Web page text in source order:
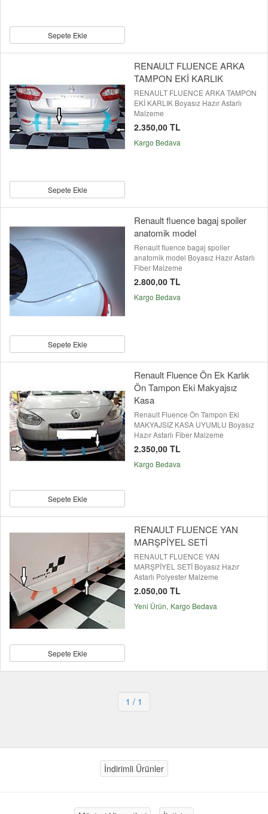
Sepete Ekle
Sepete Ekle
RENAULT FLUENCE ARKA
TAMPON EKİ KARLIK
RENAULT FLUENCE ARKA TAMPON
EKİ KARLIK Boyasız Hazır Astarlı
Malzeme
2.350,00 TL
Kargo Bedava
Sepete Ekle
Renault fluence bagaj spoiler
anatomik model
Renault fluence bagaj spoiler
anatomik model Boyasız Hazır Astarlı
Fiber Malzeme
2.800,00 TL
Kargo Bedava
Sepete Ekle
Renault Fluence Ön Ek Karlık
Ön Tampon Eki Makyajsız
Kasa
Renault Fluence Ön Tampon Eki
MAKYAJSIZ KASA UYUMLU Boyasız
Hazır Astarlı Fiber Malzeme
2.350,00 TL
Kargo Bedava
Sepete Ekle
RENAULT FLUENCE YAN
MARŞPİYEL SETİ
RENAULT FLUENCE YAN
MARŞPİYEL SETİ Boyasız Hazır
Astarlı Polyester Malzeme
2.050,00 TL
Yeni Ürün Kargo Bedava
1 / 1
İndirimli Ürünler